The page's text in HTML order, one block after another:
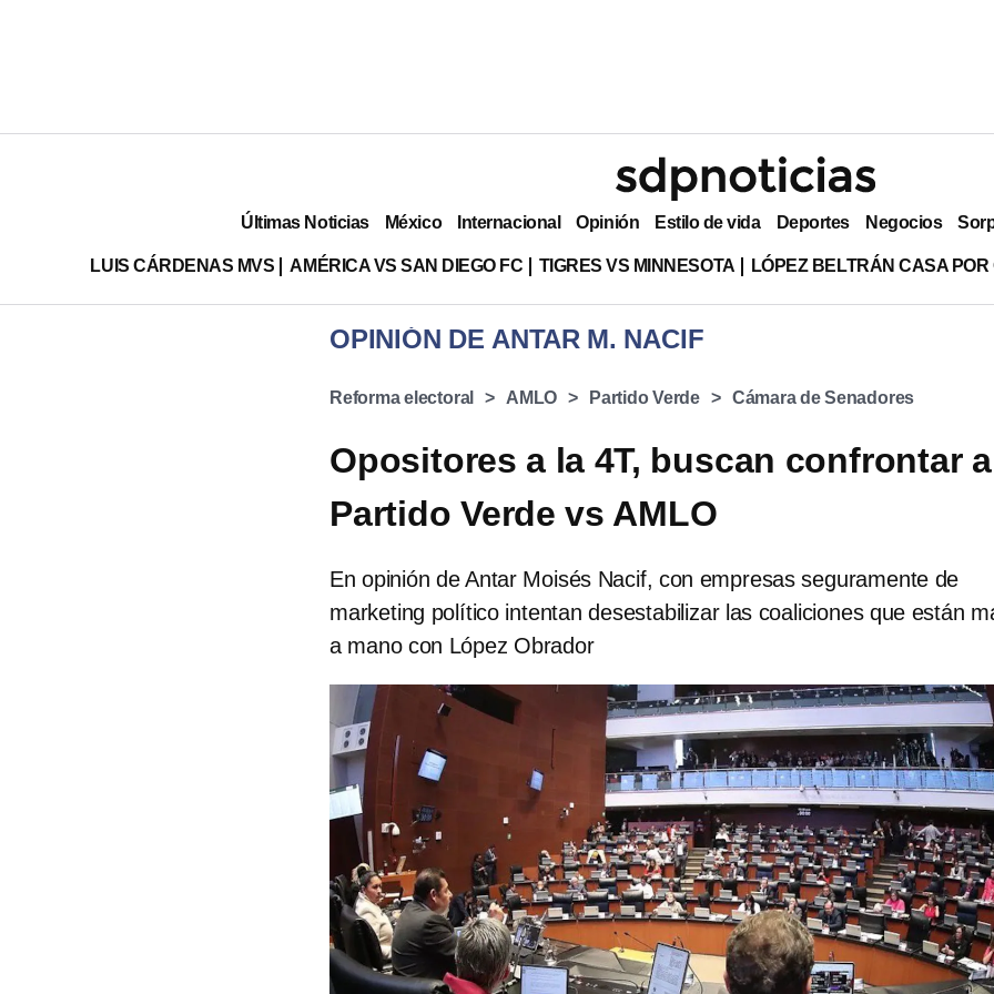
Últimas Noticias México Internacional Opinión Estilo de vida Deportes Negocios
LUIS CÁRDENAS MVS AMÉRICA VS SAN DIEGO FC TIGRES VS MINNESOTA LÓPEZ BELTRÁN CASA
OPINIÓN DE ANTAR M. NACIF
Reforma electoral AMLO Partido Verde Cámara de Senadores
Opositores a la 4T, buscan confrontar
Partido Verde vs AMLO
En opinión de Antar Moisés Nacif, con empresas seguramente de
marketing político intentan desestabilizar las coaliciones que están
a mano con López Obrador